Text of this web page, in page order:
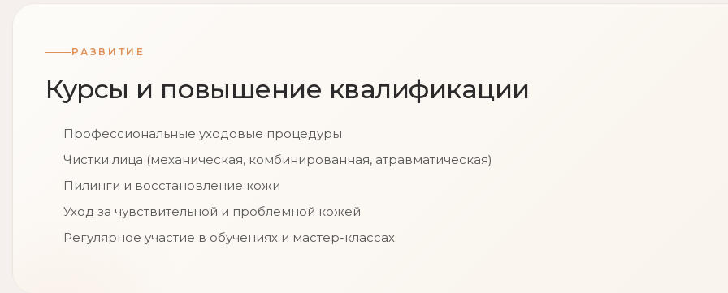
РАЗВИТИЕ
Курсы и повышение квалификации
Профессиональные уходовые процедуры
Чистки лица (механическая, комбинированная, атравматическая)
Пилинги и восстановление кожи
Уход за чувствительной и проблемной кожей
Регулярное участие в обучениях и мастер-классах